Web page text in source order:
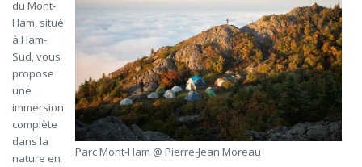
Parc Mont-Ham @ Pierre-Jean Moreau
du Mont-
Ham, situé
à Ham-
Sud, vous
propose
une
immersion
complète
dans la
nature en